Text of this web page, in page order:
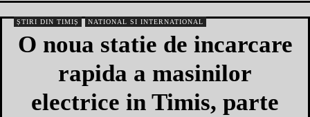
ȘTIRI DIN TIMIȘ NATIONAL SI INTERNATIONAL
O noua statie de incarcare
rapida a masinilor
electrice in Timis, parte